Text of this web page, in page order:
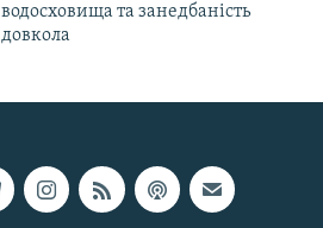
водосховища та занедбаність
довкола